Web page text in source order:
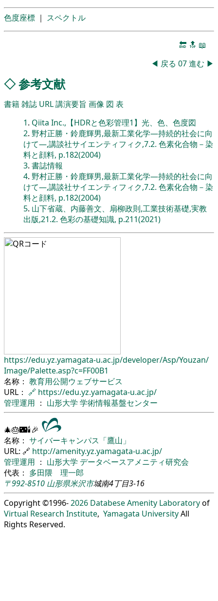
色度座標 ｜ スペクトル
🔚 🔝 📖
◀ 戻る 07進む ▶
◇参考文献
書籍雑誌 URL講演要旨 画像 図 表
1. Qiita Inc.,【HDRと色彩管理1】光、色、色度図
2. 野村正勝・鈴鹿輝男,最新工業化学―持続的社会に向
けて―,講談社サイエンティフィク,7.2. 色素化合物－染
料と顔料, p.182(2004)
3. 書誌情報
4. 野村正勝・鈴鹿輝男,最新工業化学―持続的社会に向
けて―,講談社サイエンティフィク,7.2. 色素化合物－染
料と顔料, p.182(2004)
5. 山下省蔵、内藤善文、扇柳政則,工業技術基礎,実教
出版,21.2. 色彩の基礎知識, p.211(2021)
https://edu.yz.yamagata-u.ac.jp/developer/Asp/Youzan/
Image/Palette.asp?c=FF00B1
名称： 教育用公開ウェブサービス
URL： 🔗 https://edu.yz.yamagata-u.ac.jp/
管理運用 ： 山形大学 学術情報基盤センター
🎄🎂🌃🕯🎉
名称： サイバーキャンパス「鷹山」
URL: 🔗 http://amenity.yz.yamagata-u.ac.jp/
管理運用 ： 山形大学 データベースアメニティ研究会
代表： 多田隈 理一郎
〒992-8510 山形県米沢市城南4丁目3-16
Copyright ©1996-2026 Databese Amenity Laboratoryof
Virtual Research Institute, Yamagata UniversityAll
Rights Reserved.